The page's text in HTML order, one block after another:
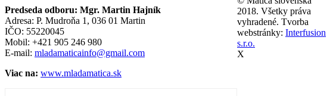
Predseda odboru: Mgr. Martin Hajník
Adresa: P. Mudroňa 1, 036 01 Martin
IČO: 55220045
Mobil: +421 905 246 980
E-mail: mladamaticainfo@gmail.com
Viac na: www.mladamatica.sk
2018. Všetky práva
vyhradené. Tvorba
webstránky: Interfusion
s.r.o.
X